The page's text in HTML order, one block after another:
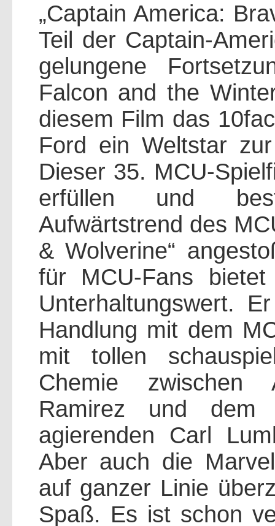
„Captain America:
Teil der Captain-
gelungene
Falcon and the
diesem Film das
Ford ein Weltstar
Dieser 35. MCU-
erfüllen und
Aufwärtstrend des
& Wolverine“
für MCU-Fans
Unterhaltungswert.
Handlung mit dem
mit tollen
Chemie zwischen
Ramirez und dem
agierenden Carl
Aber auch die
auf ganzer Linie
Spaß. Es ist schon